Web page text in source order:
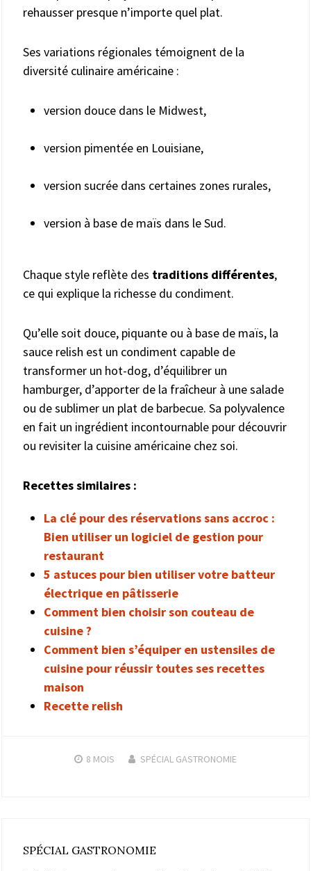
rehausser presque n’importe quel plat.
Ses variations régionales témoignent de la
diversité culinaire américaine :
version douce dans le Midwest,
version pimentée en Louisiane,
version sucrée dans certaines zones rurales,
version à base de maïs dans le Sud.
Chaque style reflète des traditions différentes,
ce qui explique la richesse du condiment.
Qu’elle soit douce, piquante ou à base de maïs, la
sauce relish est un condiment capable de
transformer un hot-dog, d’équilibrer un
hamburger, d’apporter de la fraîcheur à une salade
ou de sublimer un plat de barbecue. Sa polyvalence
en fait un ingrédient incontournable pour découvrir
ou revisiter la cuisine américaine chez soi.
Recettes similaires :
La clé pour des réservations sans accroc :
Bien utiliser un logiciel de gestion pour
restaurant
5 astuces pour bien utiliser votre batteur
électrique en pâtisserie
Comment bien choisir son couteau de
cuisine ?
Comment bien s’équiper en ustensiles de
cuisine pour réussir toutes ses recettes
maison
Recette relish
8 MOIS SPÉCIAL GASTRONOMIE
SPÉCIAL GASTRONOMIE